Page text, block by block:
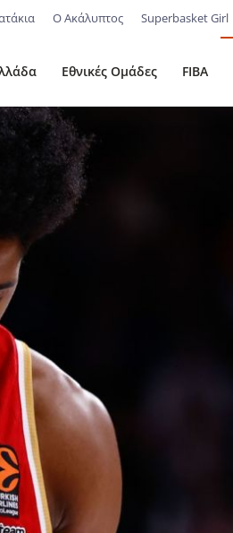
Ο Ακάλυπτος Superbasket Girl
Εθνικές Ομάδες FIBA